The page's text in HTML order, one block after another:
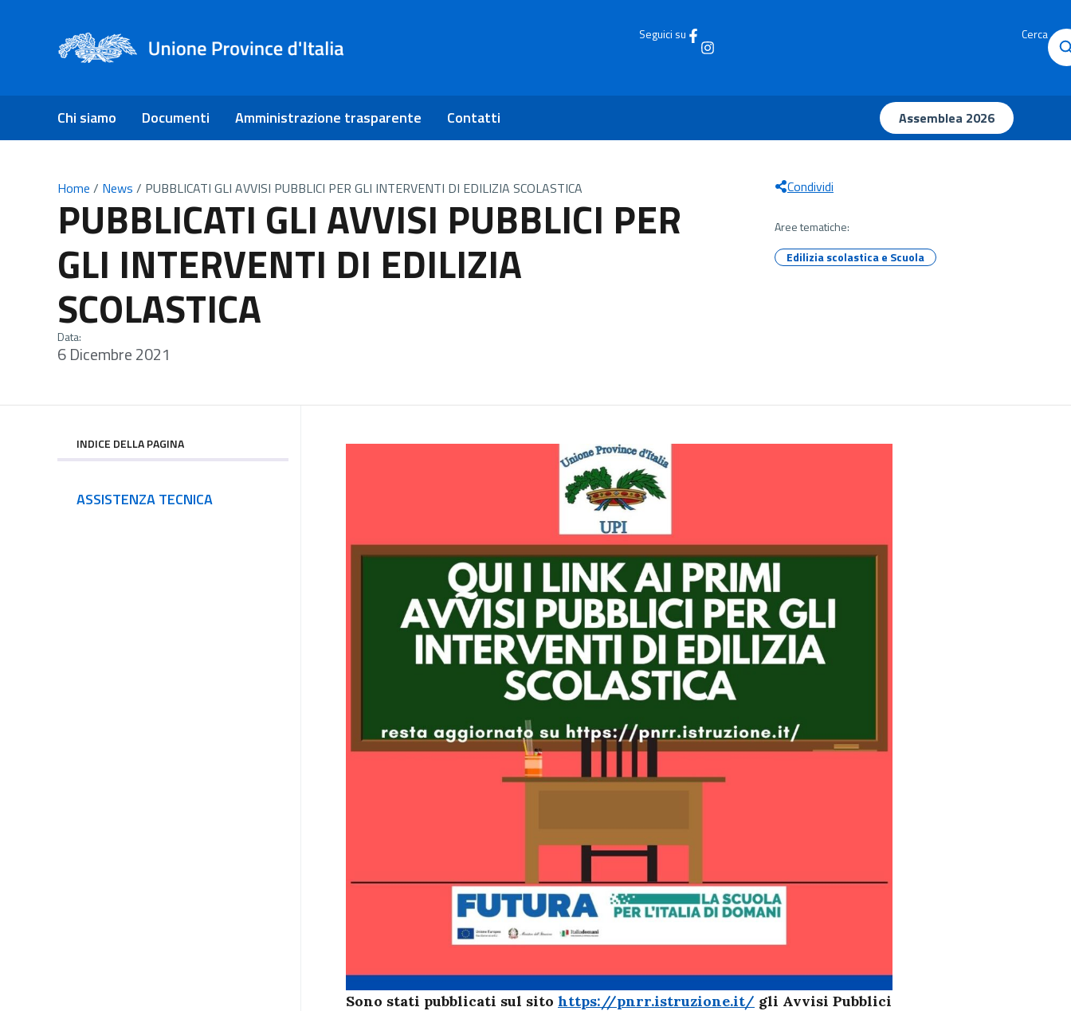
Seguici su Cerca
Chi siamo Documenti Amministrazione trasparente Contatti Assemblea 2026
Home / News / PUBBLICATI GLI AVVISI PUBBLICI PER GLI INTERVENTI DI EDILIZIA SCOLASTICA
PUBBLICATI GLI AVVISI PUBBLICI PER
GLI INTERVENTI DI EDILIZIA
SCOLASTICA
Data:
6 Dicembre 2021
Condividi
Aree tematiche:
Edilizia scolastica e Scuola
INDICE DELLA PAGINA
ASSISTENZA TECNICA
Sono stati pubblicati sul sito https://pnrr.istruzione.it/ gli Avvisi Pubblici